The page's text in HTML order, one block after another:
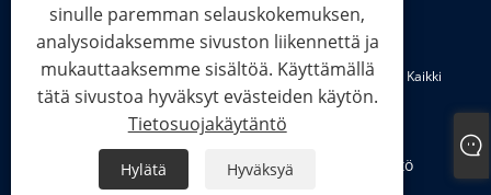
Copyright © 2024 Shandong Power Industry and Trade Co., Ltd. Kaikki
Sitemap XML Tietosuojakäytäntö
sinulle paremman selauskokemuksen,
analysoidaksemme sivuston liikennettä ja
mukauttaaksemme sisältöä. Käyttämällä
tätä sivustoa hyväksyt evästeiden käytön.
Tietosuojakäytäntö
Hylätä Hyväksyä